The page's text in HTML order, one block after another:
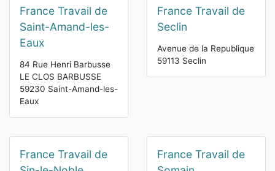
France Travail de
Saint-Amand-les-
Eaux
84 Rue Henri Barbusse
LE CLOS BARBUSSE
59230 Saint-Amand-les-
Eaux
France Travail de
Seclin
Avenue de la Republique
59113 Seclin
France Travail de
France Travail de